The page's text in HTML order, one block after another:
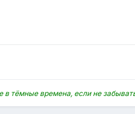
тёмные времена, если не